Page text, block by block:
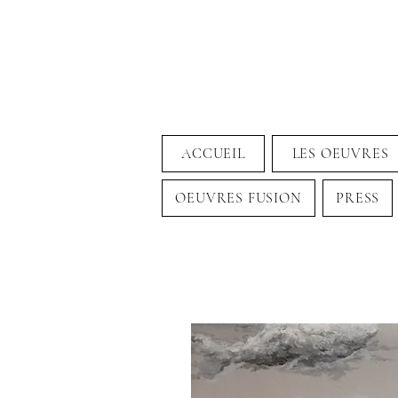
ACCUEIL LES OEUVRES
OEUVRES FUSION PRESS